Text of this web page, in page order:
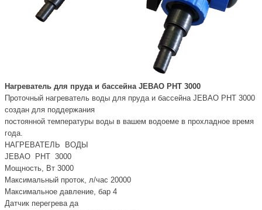
Нагреватель для пруда и бассейна JEBAO PHT 3000
Проточный нагреватель воды для пруда и бассейна JEBAO PHT 3000
создан для поддержания
постоянной температуры воды в вашем водоеме в прохладное время
года.
НАГРЕВАТЕЛЬ ВОДЫ
JEBAO PHT 3000
Мощность, Вт 3000
Максимальный проток, л/час 20000
Максимальное давление, бар 4
Датчик перегрева да